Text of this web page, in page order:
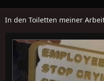
In den Toiletten meiner